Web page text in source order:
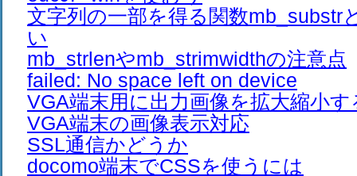
文字列の一部を得る関数mb_substr
い
mb_strlenやmb_strimwidthの注意点
failed: No space left on device
VGA端末用に出力画像を拡大縮小す
VGA端末の画像表示対応
SSL通信かどうか
docomo端末でCSSを使うには